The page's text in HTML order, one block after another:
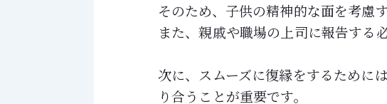
そのため、子供の精神的な面を考慮
また、親戚や職場の上司に報告する
次に、スムーズに復縁をするために
り合うことが重要です。